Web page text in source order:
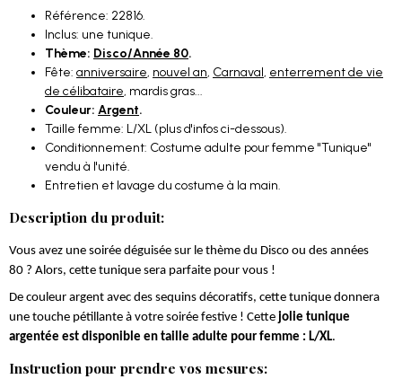
Référence: 22816.
Inclus: une tunique.
Thème: Disco/Année 80.
Fête: anniversaire, nouvel an, Carnaval, enterrement de vie
de célibataire, mardis gras...
Couleur: Argent.
Taille femme: L/XL (plus d'infos ci-dessous).
Conditionnement: Costume adulte pour femme "Tunique"
vendu à l'unité.
Entretien et lavage du costume à la main.
Description du produit:
Vous avez une soirée déguisée sur le thème du Disco ou des années
80 ? Alors, cette tunique sera parfaite pour vous !
De couleur argent avec des sequins décoratifs, cette tunique donnera
une touche pétillante à votre soirée festive ! Cette jolie tunique
argentée est disponible en taille adulte pour femme : L/XL.
Instruction pour prendre vos mesures: